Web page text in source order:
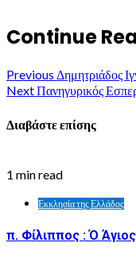
Continue
Previous Δημητριάδος
NextΠανηγυρικός
Διαβάστε επίσης
1 min read
Εκκλησία της Ελλάδος
π. Φίλιππος : Ό